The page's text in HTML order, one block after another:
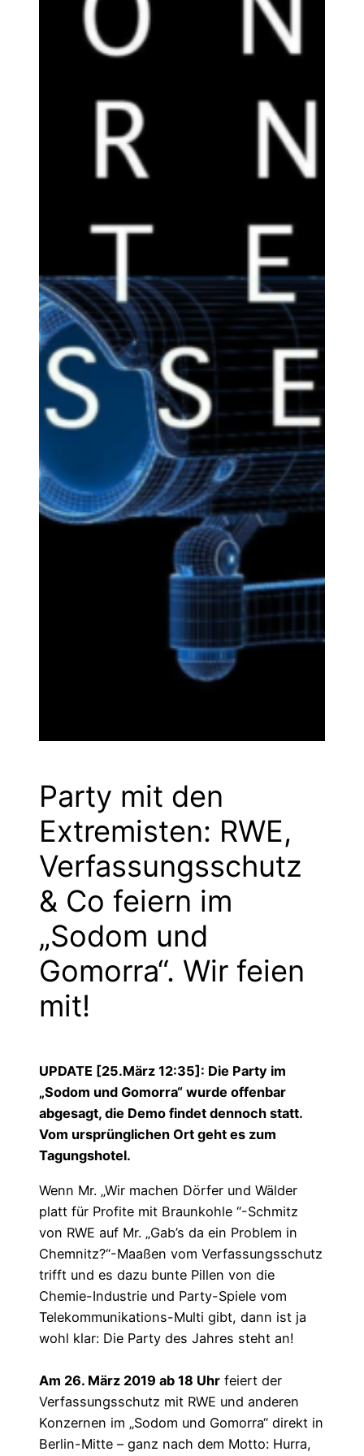
Party mit den
Extremisten: RWE,
Verfassungsschutz
& Co feiern im
„Sodom und
Gomorra“. Wir feien
mit!
UPDATE [25.März 12:35]: Die Party im
„Sodom und Gomorra“ wurde offenbar
abgesagt, die Demo findet dennoch statt.
Vom ursprünglichen Ort geht es zum
Tagungshotel.
Wenn Mr. „Wir machen Dörfer und Wälder
platt für Profite mit Braunkohle “-Schmitz
von RWE auf Mr. „Gab’s da ein Problem in
Chemnitz?“-Maaßen vom Verfassungsschutz
trifft und es dazu bunte Pillen von die
Chemie-Industrie und Party-Spiele vom
Telekommunikations-Multi gibt, dann ist ja
wohl klar: Die Party des Jahres steht an!
Am 26. März 2019 ab 18 Uhr feiert der
Verfassungsschutz mit RWE und anderen
Konzernen im „Sodom und Gomorra“ direkt in
Berlin-Mitte – ganz nach dem Motto: Hurra,